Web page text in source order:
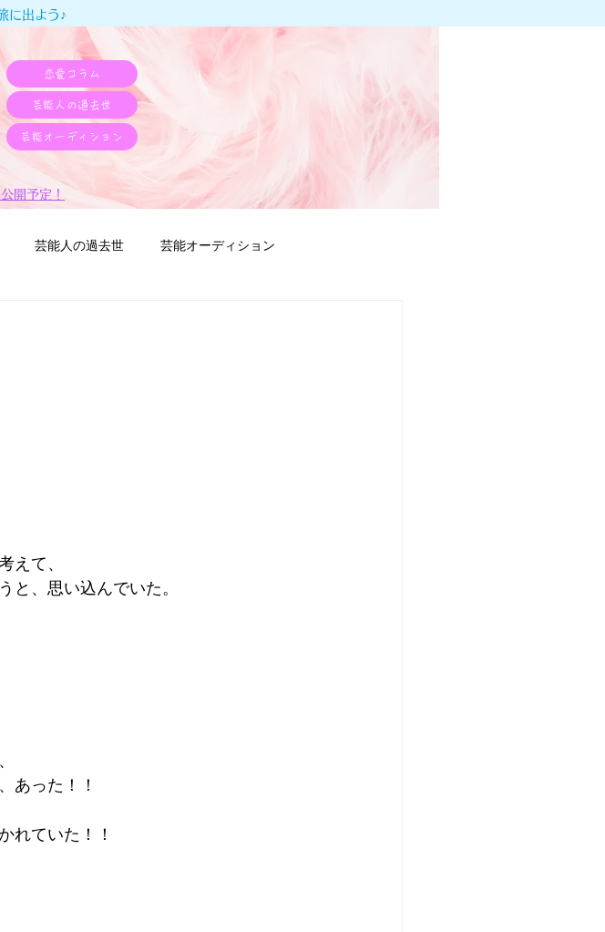
に出よう♪
恋愛コラム
芸能人の過去世
芸能オーディション
開予定！
芸能人の過去世 芸能オーディション
えて、
と、思い込んでいた。
あった！！
れていた！！